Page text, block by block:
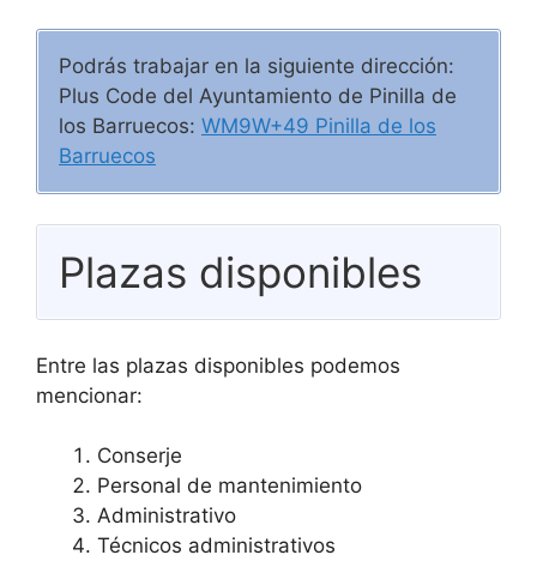
Podrás trabajar en la siguiente dirección:
Plus Code del Ayuntamiento de Pinilla de
los Barruecos: WM9W+49 Pinilla de los
Barruecos
Plazas disponibles
Entre las plazas disponibles podemos
mencionar:
Conserje
Personal de mantenimiento
Administrativo
Técnicos administrativos